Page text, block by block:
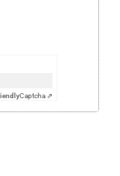
Captcha ⇗